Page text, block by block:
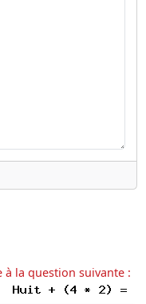
la question suivante :